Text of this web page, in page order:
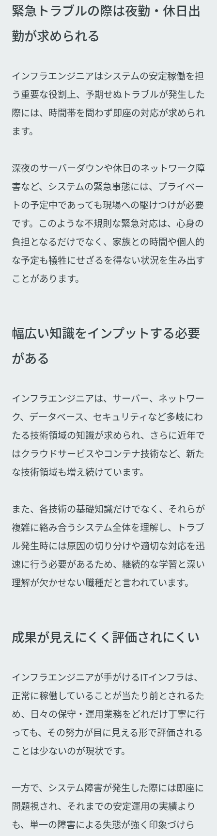
緊急トラブルの際は夜勤・休日出
勤が求められる
インフラエンジニアはシステムの安定稼働を担
う重要な役割上、予期せぬトラブルが発生した
際には、時間帯を問わず即座の対応が求められ
ます。
深夜のサーバーダウンや休日のネットワーク障
害など、システムの緊急事態には、プライベー
トの予定中であっても現場への駆けつけが必要
です。このような不規則な緊急対応は、心身の
負担となるだけでなく、家族との時間や個人的
な予定も犠牲にせざるを得ない状況を生み出す
ことがあります。
幅広い知識をインプットする必要
がある
インフラエンジニアは、サーバー、ネットワー
ク、データベース、セキュリティなど多岐にわ
たる技術領域の知識が求められ、さらに近年で
はクラウドサービスやコンテナ技術など、新た
な技術領域も増え続けています。
また、各技術の基礎知識だけでなく、それらが
複雑に絡み合うシステム全体を理解し、トラブ
ル発生時には原因の切り分けや適切な対応を迅
速に行う必要があるため、継続的な学習と深い
理解が欠かせない職種だと言われています。
成果が見えにくく評価されにくい
インフラエンジニアが手がけるITインフラは、
正常に稼働していることが当たり前とされるた
め、日々の保守・運用業務をどれだけ丁寧に行
っても、その努力が目に見える形で評価される
ことは少ないのが現状です。
一方で、システム障害が発生した際には即座に
問題視され、それまでの安定運用の実績より
も、単一の障害による失態が強く印象づけら